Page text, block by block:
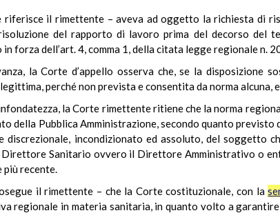
riferisce il rimettente – aveva ad oggetto la richiesta di
del rapporto di lavoro prima del decorso del
in forza dell’art. 4, comma 1, della citata legge regionale n.
la Corte d’appello osserva che, se la disposizione
perché non prevista e consentita da norma
la Corte rimettente ritiene che la norma
della Pubblica Amministrazione, secondo quanto previsto
discrezionale, incondizionato ed assoluto, del soggetto
Sanitario ovvero il Direttore Amministrativo o
recente.
il rimettente – che la Corte costituzionale, con la
regionale in materia sanitaria, in quanto volto a